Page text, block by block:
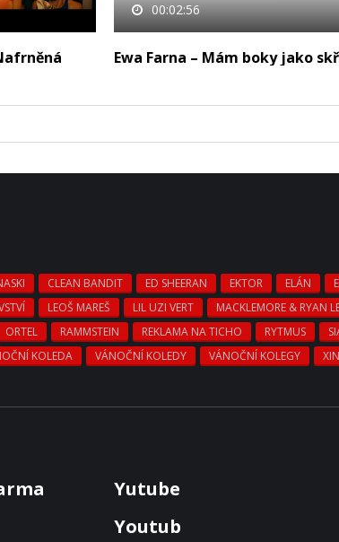
00:02:56
Ewa Farna – Mám boky jako
CLEAN BANDIT ED SHEERAN EKTOR ELÁN
LEOŠ MAREŠ LIL UZI VERT MACKLEMORE & RYAN
ORTEL RAMMSTEIN REKLAMA NA TICHO RYTMUS
KOLEDA VÁNOČNÍ KOLEDY VÁNOČNÍ KOLEGY
Yutube
Youtub